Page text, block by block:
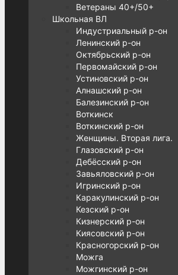
Ветераны 40+/50+
Школьная ВЛ
Индустриальный р-он
Ленинский р-он
Октябрьский р-он
Первомайский р-он
Устиновский р-он
Алнашский р-он
Балезинский р-он
Воткинск
Воткинский р-он
Женщины. Вторая лига.
Глазовский р-он
Дебёсский р-он
Завьяловский р-он
Игринский р-он
Каракулинский р-он
Кезский р-он
Кизнерский р-он
Киясовский р-он
Красногорский р-он
Можга
Можгинский р-он